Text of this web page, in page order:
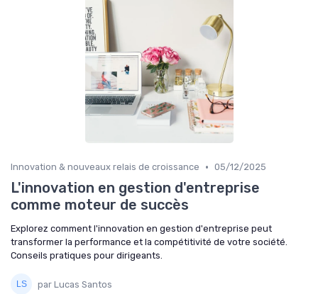
Innovation & nouveaux relais de croissance • 05/12/2025
L'innovation en gestion d'entreprise
comme moteur de succès
Explorez comment l'innovation en gestion d'entreprise peut
transformer la performance et la compétitivité de votre société.
Conseils pratiques pour dirigeants.
par Lucas Santos